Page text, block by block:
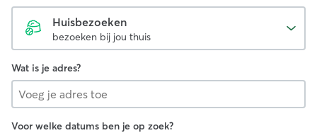
Huisbezoeken
bezoeken bij jou thuis
Wat is je adres?
Voor welke datums ben je op zoek?